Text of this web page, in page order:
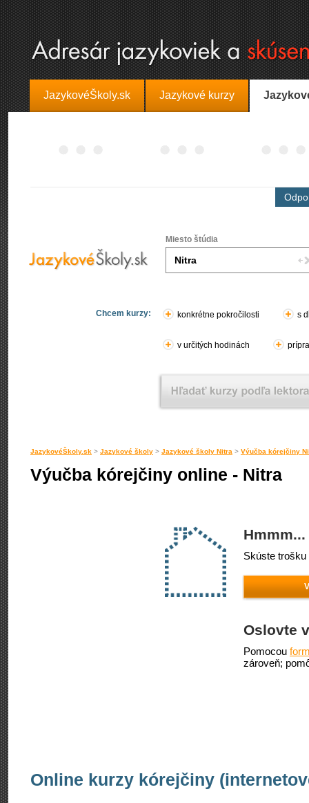
JazykovéŠkoly.sk Jazykové kurzy
Miesto štúdia
Chcem kurzy: konkrétne pokročilosti s
v určitých hodinách
JazykovéŠkoly.sk > Jazykové školy > Jazykové školy Nitra > Výučba kórejčiny
Výučba kórejčiny online - Nitra
Skúste
Oslovte
Pomocou
zároveň;
Online kurzy kórejčiny